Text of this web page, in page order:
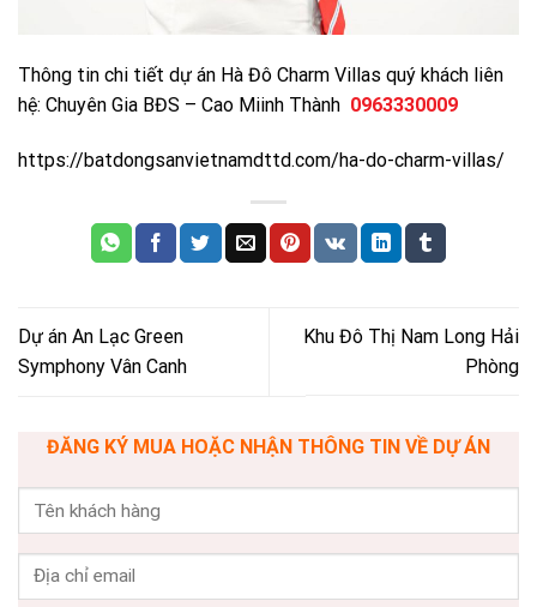
Thông tin chi tiết dự án Hà Đô Charm Villas quý khách liên
hệ: Chuyên Gia BĐS – Cao Miinh Thành 0963330009
https://batdongsanvietnamdttd.com/ha-do-charm-villas/
Dự án An Lạc Green
Symphony Vân Canh
Khu Đô Thị Nam Long Hải
Phòng
ĐĂNG KÝ MUA HOẶC NHẬN THÔNG TIN VỀ DỰ ÁN